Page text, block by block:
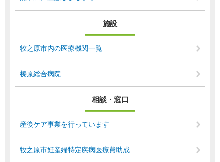
施設
牧之原市内の医療機関一覧
榛原総合病院
相談・窓口
産後ケア事業を行っています
牧之原市妊産婦特定疾病医療費助成